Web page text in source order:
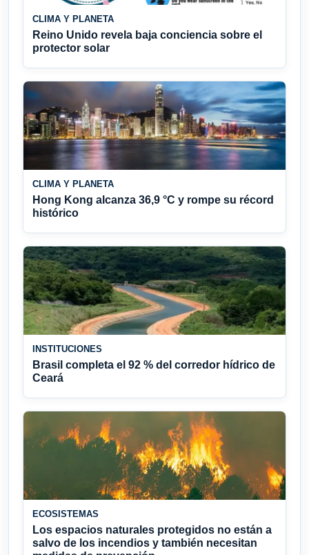
CLIMA Y PLANETA
Reino Unido revela baja conciencia sobre el
protector solar
CLIMA Y PLANETA
Hong Kong alcanza 36,9 °C y rompe su récord
histórico
INSTITUCIONES
Brasil completa el 92 % del corredor hídrico de
Ceará
ECOSISTEMAS
Los espacios naturales protegidos no están a
salvo de los incendios y también necesitan